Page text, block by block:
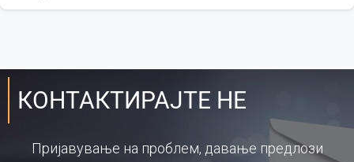
КОНТАКТИРАЈТЕ НЕ
Пријавување на проблем, давање предлози